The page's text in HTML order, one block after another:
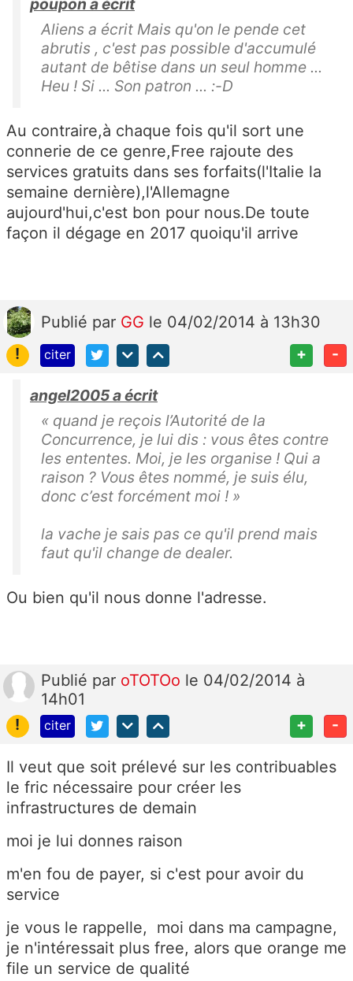
poupon a écrit
Aliens a écrit Mais qu'on le pende cet
abrutis , c'est pas possible d'accumulé
autant de bêtise dans un seul homme ...
Heu ! Si ... Son patron ... :-D
Au contraire,à chaque fois qu'il sort une
connerie de ce genre,Free rajoute des
services gratuits dans ses forfaits(l'Italie la
semaine dernière),l'Allemagne
aujourd'hui,c'est bon pour nous.De toute
façon il dégage en 2017 quoiqu'il arrive
Publié par GG le 04/02/2014 à 13h30
!
citer + -
angel2005 a écrit
« quand je reçois l’Autorité de la
Concurrence, je lui dis : vous êtes contre
les ententes. Moi, je les organise ! Qui a
raison ? Vous êtes nommé, je suis élu,
donc c’est forcément moi ! »
la vache je sais pas ce qu'il prend mais
faut qu'il change de dealer.
Ou bien qu'il nous donne l'adresse.
Publié par oTOTOo le 04/02/2014 à
14h01
!
citer + -
Il veut que soit prélevé sur les contribuables
le fric nécessaire pour créer les
infrastructures de demain
moi je lui donnes raison
m'en fou de payer, si c'est pour avoir du
service
je vous le rappelle, moi dans ma campagne,
je n'intéressait plus free, alors que orange me
file un service de qualité